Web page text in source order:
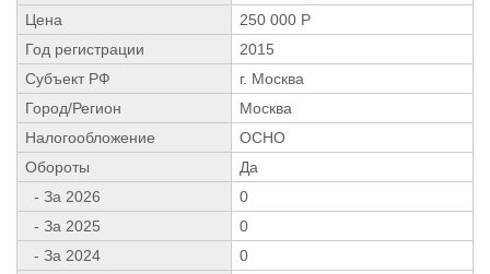
Цена
250 000 Р
Год регистрации
2015
Субъект РФ
г. Москва
Город/Регион
Москва
Налогообложение
ОСНО
Обороты
Да
- За 2026
0
- За 2025
0
- За 2024
0